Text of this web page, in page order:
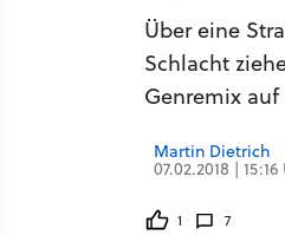
Über eine
Schlacht
Genremix auf
Martin Dietrich
07.02.2018 |
1 7